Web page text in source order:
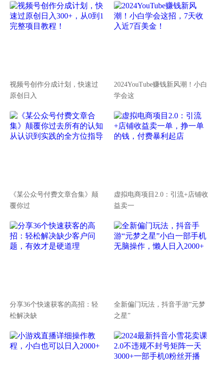
视频号创作分成计划，快速过
原创日入
2024YouTube赚钱新风潮！小白
学会这
《某公众号付费文章合集》颠
覆你过
虚拟电商项目2.0：引流+店铺收
益卖一
分享36个快速获客的高招：轻
松解决缺
全新偏门玩法，抖音手游“元梦
之星”